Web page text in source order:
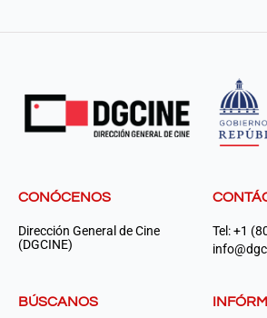
CONÓCENOS
Dirección General de Cine
(DGCINE)
Tel: +1
BÚSCANOS